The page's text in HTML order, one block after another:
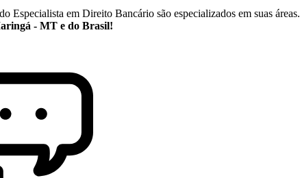
Especialista em Direito Bancário são especializados em suas áreas.
- MT e do Brasil!